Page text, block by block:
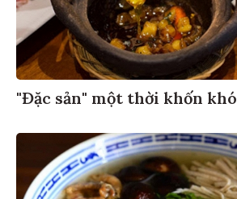
"Đặc sản" một thời khốn khó